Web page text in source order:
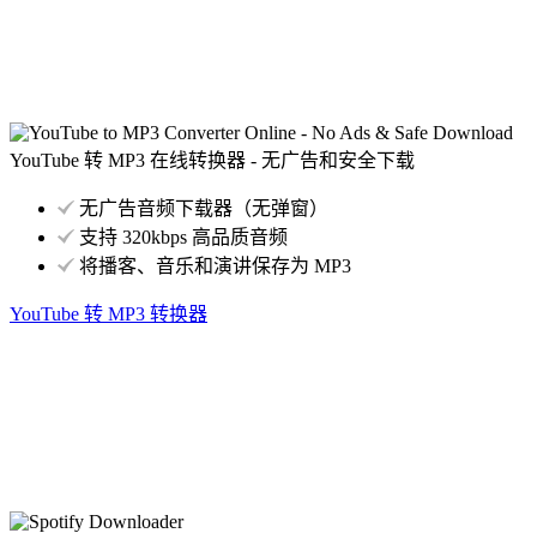
YouTube 转 MP3 在线转换器 - 无广告和安全下载
无广告音频下载器（无弹窗）
支持 320kbps 高品质音频
将播客、音乐和演讲保存为 MP3
YouTube 转 MP3 转换器